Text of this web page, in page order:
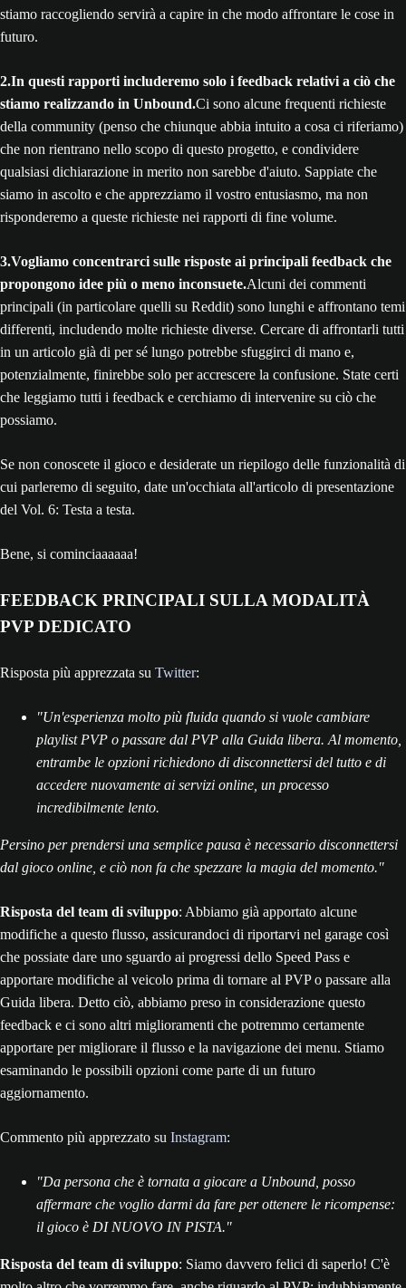
stiamo raccogliendo servirà a capire in che modo affrontare le cose in
futuro.
2.In questi rapporti includeremo solo i feedback relativi a ciò che
stiamo realizzando in Unbound.Ci sono alcune frequenti richieste
della community (penso che chiunque abbia intuito a cosa ci riferiamo)
che non rientrano nello scopo di questo progetto, e condividere
qualsiasi dichiarazione in merito non sarebbe d'aiuto. Sappiate che
siamo in ascolto e che apprezziamo il vostro entusiasmo, ma non
risponderemo a queste richieste nei rapporti di fine volume.
3.Vogliamo concentrarci sulle risposte ai principali feedback che
propongono idee più o meno inconsuete.Alcuni dei commenti
principali (in particolare quelli su Reddit) sono lunghi e affrontano temi
differenti, includendo molte richieste diverse. Cercare di affrontarli tutti
in un articolo già di per sé lungo potrebbe sfuggirci di mano e,
potenzialmente, finirebbe solo per accrescere la confusione. State certi
che leggiamo tutti i feedback e cerchiamo di intervenire su ciò che
possiamo.
Se non conoscete il gioco e desiderate un riepilogo delle funzionalità di
cui parleremo di seguito, date un'occhiata all'articolo di presentazione
del Vol. 6: Testa a testa.
Bene, si cominciaaaaaa!
FEEDBACK PRINCIPALI SULLA MODALITÀ
PVP DEDICATO
Risposta più apprezzata su Twitter:
"Un'esperienza molto più fluida quando si vuole cambiare
playlist PVP o passare dal PVP alla Guida libera. Al momento,
entrambe le opzioni richiedono di disconnettersi del tutto e di
accedere nuovamente ai servizi online, un processo
incredibilmente lento.
Persino per prendersi una semplice pausa è necessario disconnettersi
dal gioco online, e ciò non fa che spezzare la magia del momento."
Risposta del team di sviluppo: Abbiamo già apportato alcune
modifiche a questo flusso, assicurandoci di riportarvi nel garage così
che possiate dare uno sguardo ai progressi dello Speed Pass e
apportare modifiche al veicolo prima di tornare al PVP o passare alla
Guida libera. Detto ciò, abbiamo preso in considerazione questo
feedback e ci sono altri miglioramenti che potremmo certamente
apportare per migliorare il flusso e la navigazione dei menu. Stiamo
esaminando le possibili opzioni come parte di un futuro
aggiornamento.
Commento più apprezzato su Instagram:
"Da persona che è tornata a giocare a Unbound, posso
affermare che voglio darmi da fare per ottenere le ricompense:
il gioco è DI NUOVO IN PISTA."
Risposta del team di sviluppo: Siamo davvero felici di saperlo! C'è